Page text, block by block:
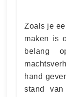
Zoals je
maken is
belang
hand
stand